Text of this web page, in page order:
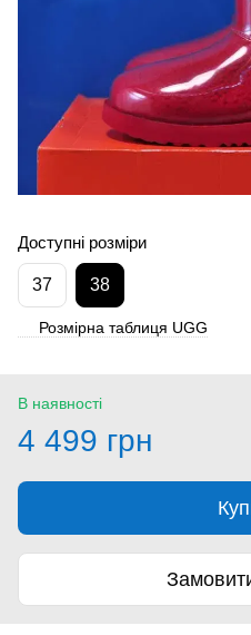
Доступні розміри
37 38
Розмірна таблиця UGG
В наявності
4 499 грн